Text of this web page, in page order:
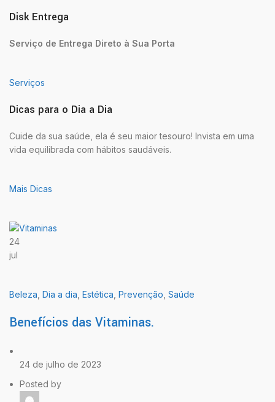
Disk Entrega
Serviço de Entrega Direto à Sua Porta
Serviços
Dicas para o Dia a Dia
Cuide da sua saúde, ela é seu maior tesouro! Invista em uma
vida equilibrada com hábitos saudáveis.
Mais Dicas
24
jul
Beleza Dia a dia Estética Prevenção Saúde
Benefícios das Vitaminas.
24 de julho de 2023
Posted by